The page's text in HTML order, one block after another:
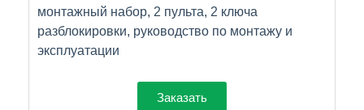
монтажный набор, 2 пульта, 2 ключа
разблокировки, руководство по монтажу и
эксплуатации
Заказать